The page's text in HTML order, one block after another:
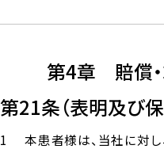
第4章 賠償
第21条（表明及び保
本患者様は、当社に対し